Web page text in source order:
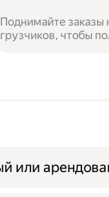
Поднимайте заказы
грузчиков, чтобы
или